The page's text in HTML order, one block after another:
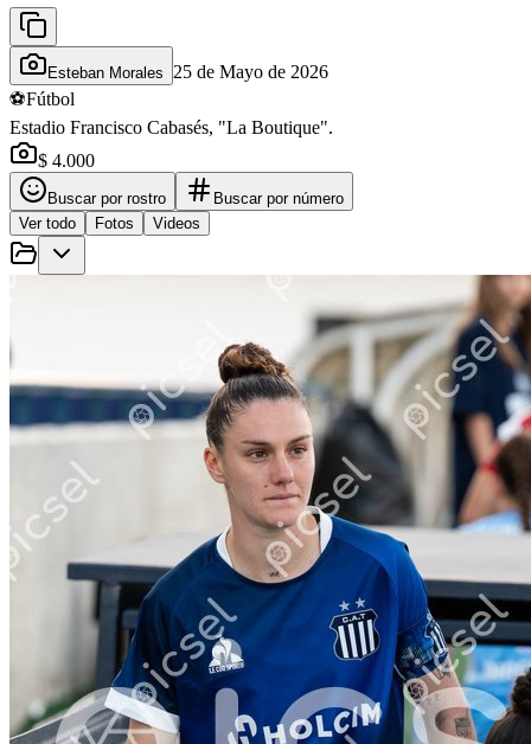
Esteban Morales
25 de Mayo de 2026
⚽Fútbol
Estadio Francisco Cabasés, "La Boutique".
$ 4.000
Buscar por rostro
Buscar por número
Ver todo
Fotos Videos